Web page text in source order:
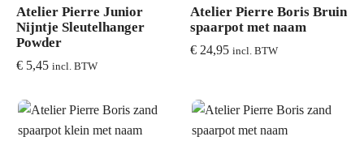
Atelier Pierre Junior
Nijntje Sleutelhanger
Powder
€ 5,45 incl. BTW
Atelier Pierre Boris Bruin
spaarpot met naam
€ 24,95 incl. BTW